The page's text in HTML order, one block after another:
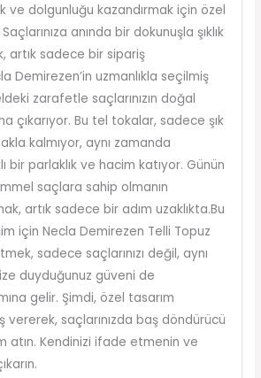
ve dolgunluğu kazandırmak için özel
anında bir dokunuşla şıklık
artık sadece bir sipariş
Demirezen’in uzmanlıkla seçilmiş
zarafetle saçlarınızın doğal
çıkarıyor. Bu tel tokalar, sadece şık
kalmıyor, aynı zamanda
bir parlaklık ve hacim katıyor. Günün
saçlara sahip olmanın
artık sadece bir adım uzaklıkta.Bu
için Necla Demirezen Telli Topuz
sadece saçlarınızı değil, aynı
duyduğunuz güveni de
gelir. Şimdi, özel tasarım
vererek, saçlarınızda baş döndürücü
atın. Kendinizi ifade etmenin ve